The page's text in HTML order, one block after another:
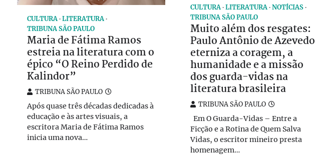
CULTURA LITERATURA
TRIBUNA SÃO PAULO
Maria de Fátima Ramos
estreia na literatura com o
épico “O Reino Perdido de
Kalindor”
TRIBUNA SÃO PAULO
Após quase três décadas dedicadas à
educação e às artes visuais, a
escritora Maria de Fátima Ramos
inicia uma nova…
CULTURA LITERATURA NOTÍCIAS
TRIBUNA SÃO PAULO
Muito além dos resgates:
Paulo Antônio de Azevedo
eterniza a coragem, a
humanidade e a missão
dos guarda-vidas na
literatura brasileira
TRIBUNA SÃO PAULO
Em O Guarda-Vidas – Entre a
Ficção e a Rotina de Quem Salva
Vidas, o escritor mineiro presta
homenagem…